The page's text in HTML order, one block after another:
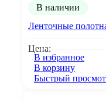
В наличии
Ленточные
Цена:
В избранное
В корзину
Быстрый